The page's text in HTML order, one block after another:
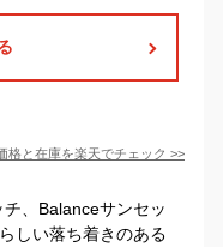
格と在庫を楽天でチェック >>
、Balanceサンセッ
しい落ち着きのある